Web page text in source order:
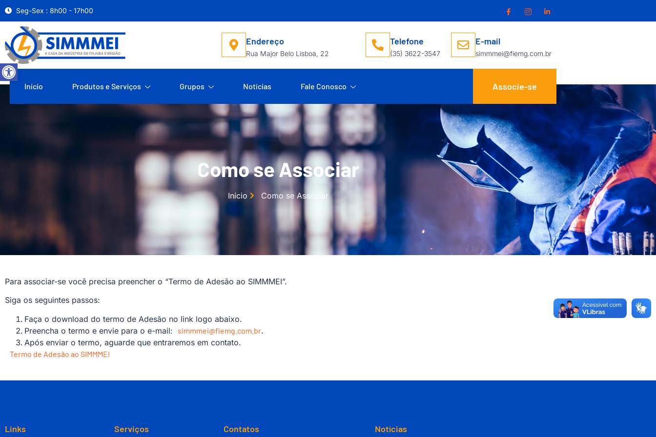
Abrir a barra de ferramentas
Seg-Sex : 8h00 - 17h00
Endereço
Rua Major Belo Lisboa, 22
Telefone
(35) 3622-3547
E-mail
simmmei@fiemg.com.br
Início Produtos e Serviços Grupos Notícias Fale Conosco Associe-se
Como se Associar
Início Como se Associar
Para associar-se você precisa preencher o “Termo de Adesão ao SIMMMEI”.
Siga os seguintes passos:
Faça o download do termo de Adesão no link logo abaixo.
Preencha o termo e envie para o e-mail: simmmei@fiemg.com.br.
Após enviar o termo, aguarde que entraremos em contato.
Termo de Adesão ao SIMMMEI
Links Serviços Contatos Notícias